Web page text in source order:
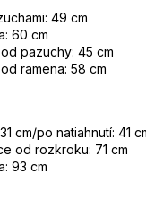
49 cm
60 cm
pazuchy: 45 cm
ramena: 58 cm
cm/po natiahnutí: 41
od rozkroku: 71 cm
93 cm